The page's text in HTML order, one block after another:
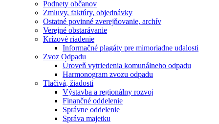
Podnety občanov
Zmluvy, faktúry, objednávky
Ostatné povinné zverejňovanie, archív
Verejné obstarávanie
Krízové riadenie
Informačné plagáty pre mimoriadne udalosti
Zvoz Odpadu
Úroveň vytriedenia komunálneho odpadu
Harmonogram zvozu odpadu
Tlačivá, žiadosti
Výstavba a regionálny rozvoj
Finančné oddelenie
Správne oddelenie
Správa majetku